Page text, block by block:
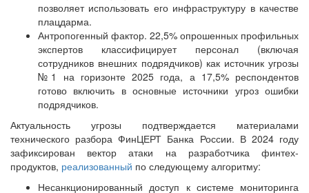
позволяет использовать его инфраструктуру в качестве
плацдарма.
Антропогенный фактор. 22,5% опрошенных профильных
экспертов классифицирует персонал (включая
сотрудников внешних подрядчиков) как источник угрозы
№1 на горизонте 2025 года, а 17,5% респондентов
готово включить в основные источники угроз ошибки
подрядчиков.
Актуальность угрозы подтверждается материалами
технического разбора ФинЦЕРТ Банка России. В 2024 году
зафиксирован вектор атаки на разработчика финтех-
продуктов, реализованный по следующему алгоритму:
Несанкционированный доступ к системе мониторинга